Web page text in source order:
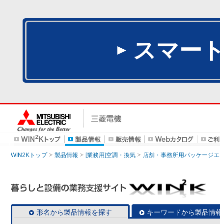
スマー
WIN2Kトップ 製品情報 [業務用]空調・換気 店舗・事務所用パッケージ
形名から製品情報を探す キーワードから製品情